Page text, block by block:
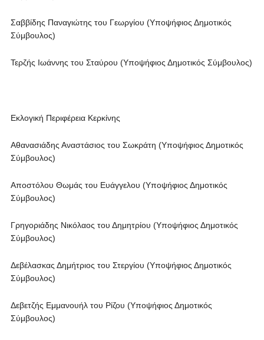
Σαββίδης Παναγιώτης του Γεωργίου (Υποψήφιος Δημοτικός
Σύμβουλος)
Τερζής Ιωάννης του Σταύρου (Υποψήφιος Δημοτικός Σύμβουλος)
Εκλογική Περιφέρεια Κερκίνης
Αθανασιάδης Αναστάσιος του Σωκράτη (Υποψήφιος Δημοτικός
Σύμβουλος)
Αποστόλου Θωμάς του Ευάγγελου (Υποψήφιος Δημοτικός
Σύμβουλος)
Γρηγοριάδης Νικόλαος του Δημητρίου (Υποψήφιος Δημοτικός
Σύμβουλος)
Δεβέλασκας Δημήτριος του Στεργίου (Υποψήφιος Δημοτικός
Σύμβουλος)
Δεβετζής Εμμανουήλ του Ρίζου (Υποψήφιος Δημοτικός
Σύμβουλος)